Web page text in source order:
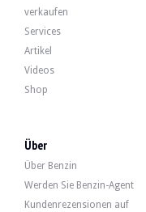
verkaufen
Services
Artikel
Videos
Shop
Über
Über Benzin
Werden Sie Benzin-Agent
Kundenrezensionen auf